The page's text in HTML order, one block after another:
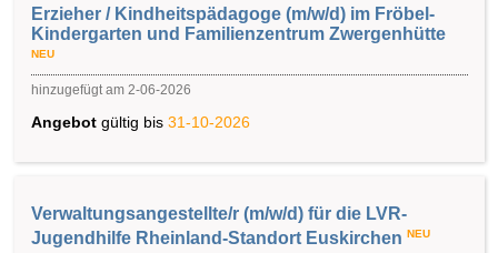
Erzieher / Kindheitspädagoge (m/w/d) im Fröbel-
Kindergarten und Familienzentrum Zwergenhütte
NEU
hinzugefügt am 2-06-2026
Angebot gültig bis 31-10-2026
Verwaltungsangestellte/r (m/w/d) für die LVR-
Jugendhilfe Rheinland-Standort Euskirchen NEU